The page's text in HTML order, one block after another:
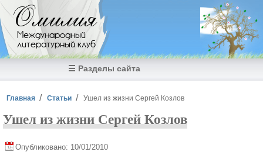
Перейти к основному содержанию
Омилия
Международный
литературный клуб
☰ Разделы сайта
Вы здесь
Главная Статьи Ушел из жизни Сергей Козлов
Ушел из жизни Сергей Козлов
Опубликовано: 10/01/2010